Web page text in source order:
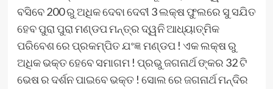
ବସିବେ 200 ରୁ ଅଧିକ ଦେବା ଦେବୀ 3 ଲକ୍ଷ ଫୁଲରେ ସୁ ସଯିତ
ହେବ ପୁରା ପୁରା ମଣ୍ଡପ ମନ୍ତ୍ର ଦ୍ୱନି ଆଧ୍ୟାତ୍ମିକ
ପରିବେଶ ରେ ପ୍ରକମ୍ପିତ ଯଂଜ୍ଞ ମଣ୍ଡପ ! ଏକ ଲକ୍ଷ ରୁ
ଅଧିକ ଭକ୍ତ ହେବେ ସମାଗମ ! ପ୍ରଭୁ ଜଗନାର୍ଥ ଙ୍କର 32 ଟି
ଭେଷ ର ଦର୍ଶନ ପାଇବେ ଭକ୍ତ ! ସୋଲ ରେ ଜଗନାର୍ଥ ମନ୍ଦିର